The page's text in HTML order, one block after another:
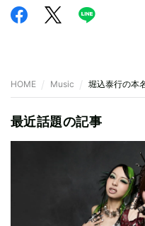
HOME Music 堀込泰行の本
最近話題の記事